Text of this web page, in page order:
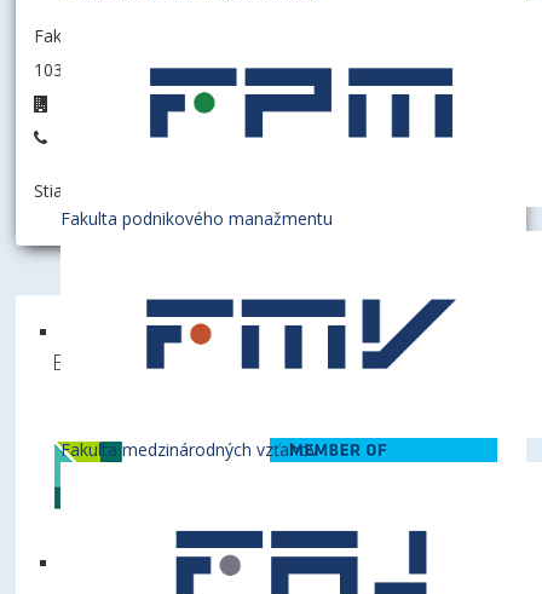
Fakulta podnikového manažmentu
Fakulta medzinárodných vzťahov
Fakulta hospodárskej informatiky
103006 - Katedra matematiky a aktuárstva
+421 2 6729 5843
Stiahnuť informáciu ako:
Ekonomická univerzita v Bratislave je členom